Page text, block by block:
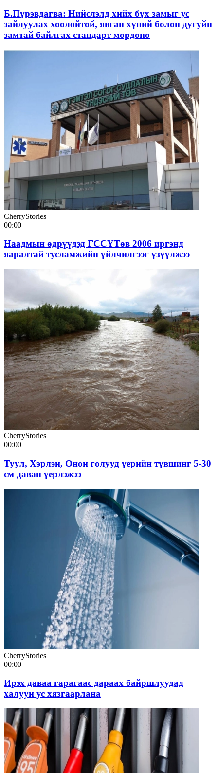
Б.Пүрэвдагва: Нийслэлд хийх бүх замыг ус
зайлуулах хоолойтой, явган хүний болон дугуйн
замтай байлгах стандарт мөрдөнө
CherryStories
00:00
Наадмын өдрүүдэд ГССҮТөв 2006 иргэнд
яаралтай тусламжийн үйлчилгээг үзүүлжээ
CherryStories
00:00
Туул, Хэрлэн, Онон голууд үерийн түвшинг 5-30
см даван үерлэжээ
CherryStories
00:00
Ирэх даваа гарагаас дараах байршлуудад
халуун ус хязгаарлана